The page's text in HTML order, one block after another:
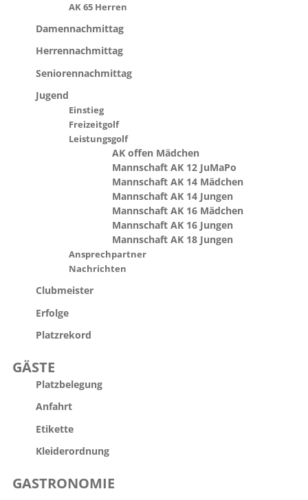
AK 65 Herren
Damennachmittag
Herrennachmittag
Seniorennachmittag
Jugend
Einstieg
Freizeitgolf
Leistungsgolf
AK offen Mädchen
Mannschaft AK 12 JuMaPo
Mannschaft AK 14 Mädchen
Mannschaft AK 14 Jungen
Mannschaft AK 16 Mädchen
Mannschaft AK 16 Jungen
Mannschaft AK 18 Jungen
Ansprechpartner
Nachrichten
Clubmeister
Erfolge
Platzrekord
GÄSTE
Platzbelegung
Anfahrt
Etikette
Kleiderordnung
GASTRONOMIE